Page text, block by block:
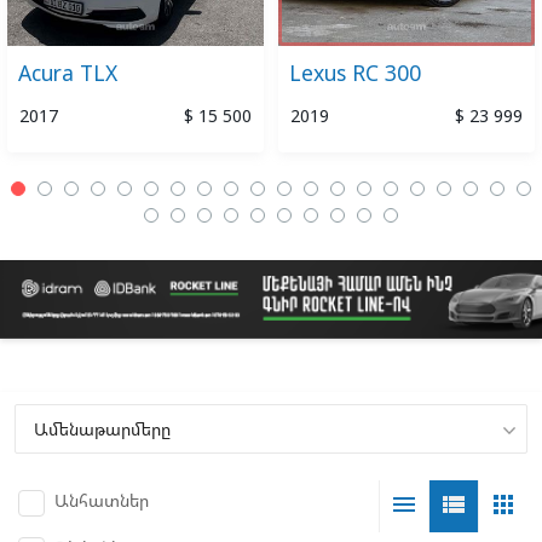
Acura TLX
2017 $ 15 500
Lexus RC 300
2019 $ 23 999
Անհատներ apps
view_list
menu